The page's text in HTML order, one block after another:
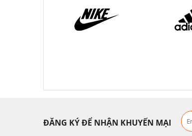
ĐĂNG KÝ ĐỂ NHẬN KHUYẾN MẠI